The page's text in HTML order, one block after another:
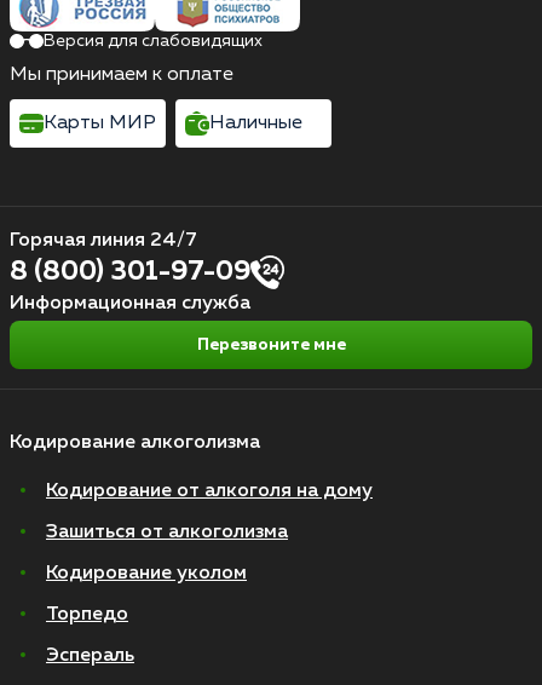
Кодирование алкоголизма
Кодирование от алкоголя на дому
Зашиться от алкоголизма
Кодирование уколом
Торпедо
Эспераль
Горячая линия 24/7
8 (800) 301-97-09
Информационная служба
Перезвоните мне
Версия для слабовидящих
Мы принимаем к оплате
Карты МИР Наличные